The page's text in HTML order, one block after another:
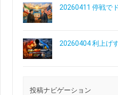
20260411 停戦で
20260404 利上げ
投稿ナビゲーション